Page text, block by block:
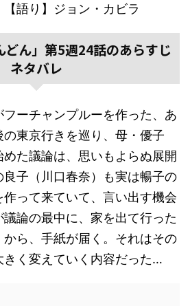
語り】ジョン・カビラ
どん」第5週24話のあらすじ
ネタバレ
ーチャンプルーを作った、あ
東京行きを巡り、母・優子
めた議論は、思いもよらぬ展開
子（川口春奈）も実は暢子の
作って来ていて、言い出す機会
論の最中に、家を出て行った
から、手紙が届く。それはその
きく変えていく内容だった…